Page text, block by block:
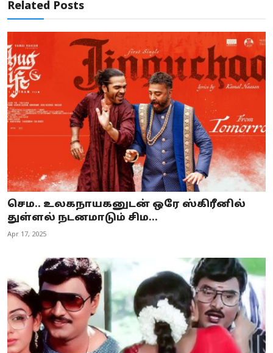
Related Posts
செம.. உலகநாயகனுடன் ஒரே ஸ்கிரீனில்
துள்ளல் நடனமாடும் சிம...
Apr 17, 2025